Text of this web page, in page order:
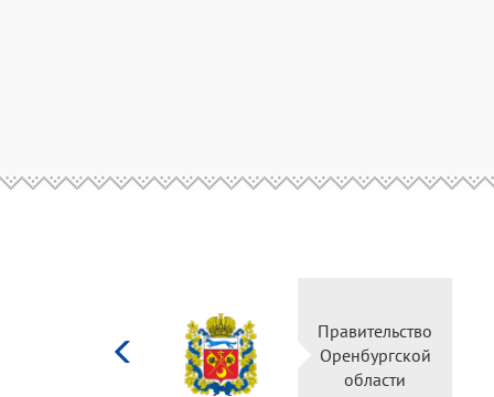
Правительство
Оренбургской
области